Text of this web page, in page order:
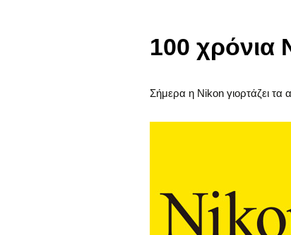
100 χρόνια
Σήμερα η Nikon γιορτάζει τα